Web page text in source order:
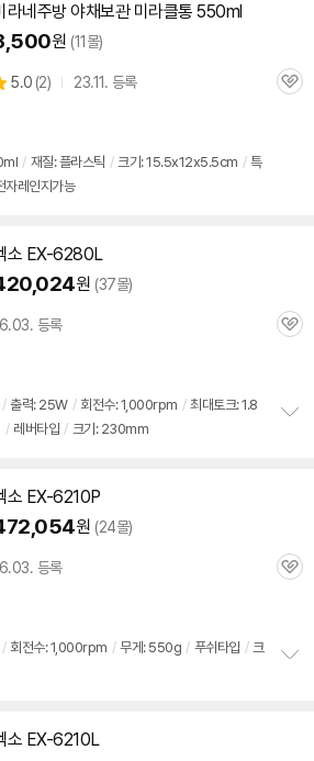
라네주방 야채보관 미라클통 550ml
원 (11몰)
5.0 (상
뷰
2) 23.11. 등록
관
/ 재질: 플라스틱 / 크기: 15.5x12x5.5cm / 특
자레인지가능
소 EX-6280L
원 (37몰)
등록
관
/ 출력: 25W / 회전수: 1,000rpm / 최대토크: 1.8
/ 레버타입 / 크기: 230mm
소 EX-6210P
원 (24몰)
등록
관
/ 회전수: 1,000rpm / 무게: 550g / 푸쉬타입 / 크
소 EX-6210L